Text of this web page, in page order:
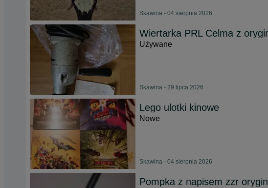
Skawina - 04 sierpnia 2026
Wiertarka PRL Celma z
Używane
Skawina - 29 lipca 2026
Lego ulotki kinowe
Nowe
Skawina - 04 sierpnia 2026
Pompka z napisem zzr